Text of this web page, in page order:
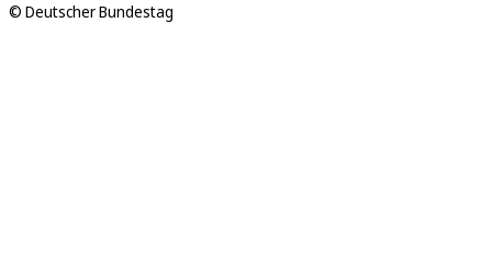
© Deutscher Bundestag